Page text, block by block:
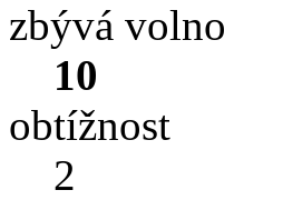
zbývá volno
10
obtížnost
2